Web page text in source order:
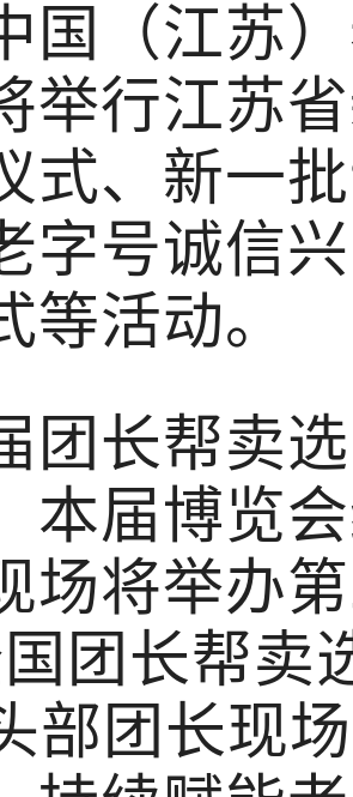
国（江苏
举行江苏
式、新一
字号诚信
等活动。
团长帮卖
本届博览
场将举办
团长帮卖
部团长现